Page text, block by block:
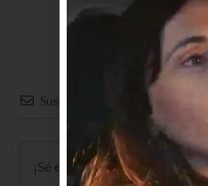
Suscribir